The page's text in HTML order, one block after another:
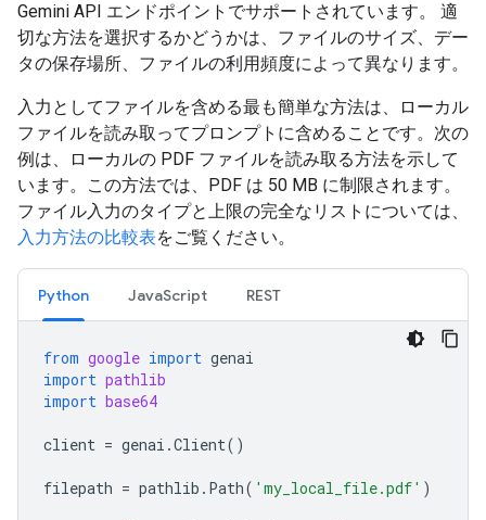
Gemini API エンドポイントでサポートされています。 適
切な方法を選択するかどうかは、ファイルのサイズ、デー
タの保存場所、ファイルの利用頻度によって異なります。
入力としてファイルを含める最も簡単な方法は、ローカル
ファイルを読み取ってプロンプトに含めることです。次の
例は、ローカルの PDF ファイルを読み取る方法を示して
います。この方法では、PDF は 50 MB に制限されます。
ファイル入力のタイプと上限の完全なリストについては、
入力方法の比較表をご覧ください。
Python JavaScript REST
from google import genai
import pathlib
import base64
client = genai .Client()
filepath = pathlib . Path( 'my_local_file.pdf' )